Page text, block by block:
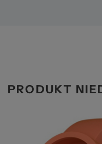
PRODUKT